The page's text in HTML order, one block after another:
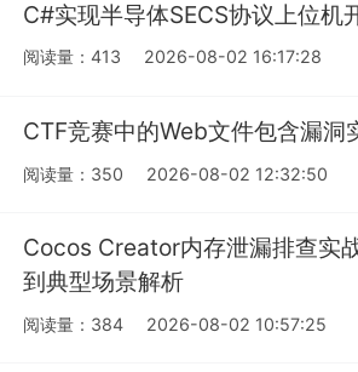
C#实现半导体SECS协议上位机
阅读量：413 2026-08-02 16:17:28
CTF竞赛中的Web文件包含漏洞
阅读量：350 2026-08-02 12:32:50
Cocos Creator内存泄漏排查实
到典型场景解析
阅读量：384 2026-08-02 10:57:25